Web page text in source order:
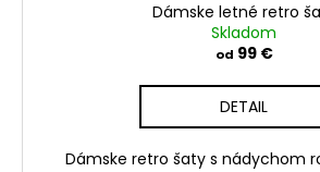
Dámske letné retro
Skladom
od 99 €
DETAIL
Dámske retro šaty s nádychom